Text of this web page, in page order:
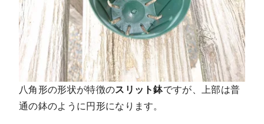
八角形の形状が特徴のスリット鉢ですが、上部は普
通の鉢のように円形になります。